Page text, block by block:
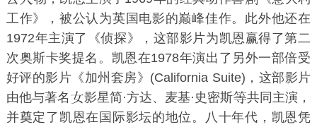
工作》，被公认为英国电影的巅峰佳作。此外他还在
1972年主演了《侦探》，这部影片为凯恩赢得了第二
次奥斯卡奖提名。凯恩在1978年演出了另外一部倍受
好评的影片《加州套房》(California Suite)，这部影片
由他与著名
影星简·方达、麦基·史密斯
共同主演，
并奠定了凯恩在国际影坛的地位。八十年代，凯恩凭